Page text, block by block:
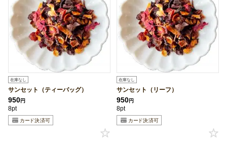
在庫なし
サンセット（ティーバッグ）
950円
8pt
在庫なし
サンセット（リーフ）
950円
8pt